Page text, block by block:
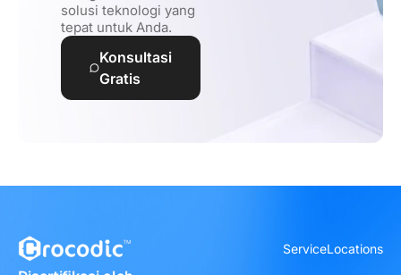
solusi teknologi yang
tepat untuk Anda.
Konsultasi
Gratis
ServiceLocations